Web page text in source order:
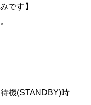
みです】
機(STANDBY)時